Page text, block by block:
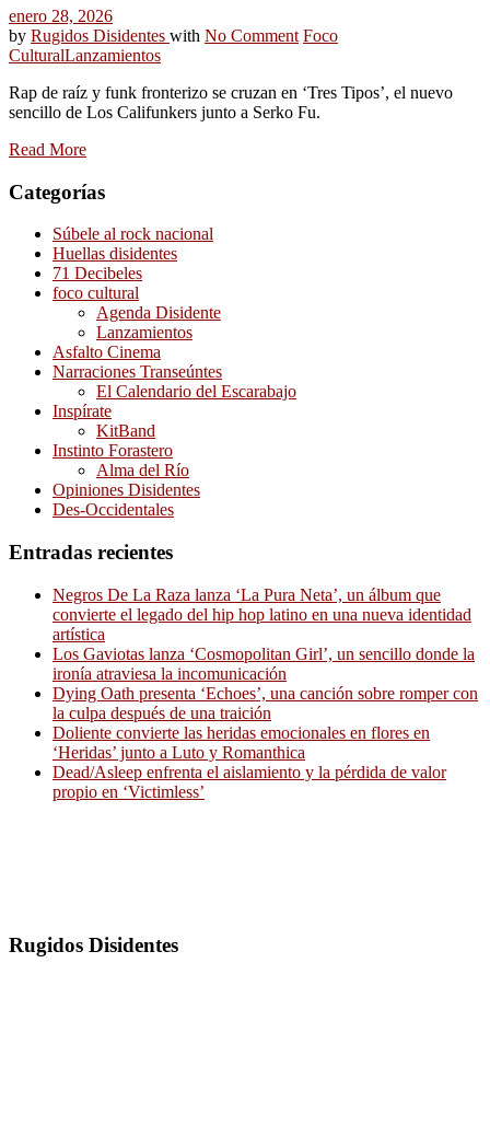
enero 28, 2026
by Rugidos Disidentes with No Comment Foco
CulturalLanzamientos
Rap de raíz y funk fronterizo se cruzan en ‘Tres Tipos’, el nuevo
sencillo de Los Califunkers junto a Serko Fu.
Read More
Categorías
Súbele al rock nacional
Huellas disidentes
71 Decibeles
foco cultural
Agenda Disidente
Lanzamientos
Asfalto Cinema
Narraciones Transeúntes
El Calendario del Escarabajo
Inspírate
KitBand
Instinto Forastero
Alma del Río
Opiniones Disidentes
Des-Occidentales
Entradas recientes
Negros De La Raza lanza ‘La Pura Neta’, un álbum que
convierte el legado del hip hop latino en una nueva identidad
artística
Los Gaviotas lanza ‘Cosmopolitan Girl’, un sencillo donde la
ironía atraviesa la incomunicación
Dying Oath presenta ‘Echoes’, una canción sobre romper con
la culpa después de una traición
Doliente convierte las heridas emocionales en flores en
‘Heridas’ junto a Luto y Romanthica
Dead/Asleep enfrenta el aislamiento y la pérdida de valor
propio en ‘Victimless’
Rugidos Disidentes